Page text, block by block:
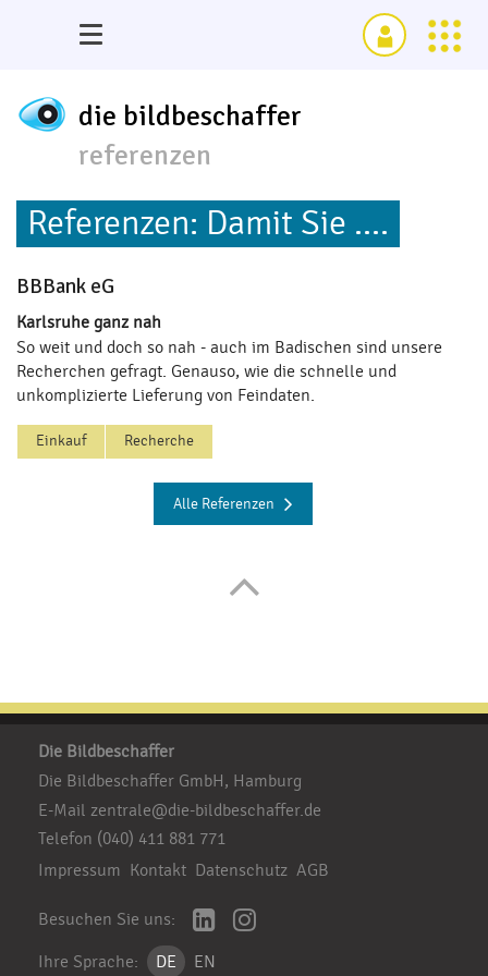
die bildbeschaffer
referenzen
Referenzen: Damit Sie ....
BBBank eG
Karlsruhe ganz nah
So weit und doch so nah - auch im Badischen sind unsere
Recherchen gefragt. Genauso, wie die schnelle und
unkomplizierte Lieferung von Feindaten.
Einkauf Recherche
Alle Referenzen
Die Bildbeschaffer
Die Bildbeschaffer GmbH, Hamburg
E-Mail zentrale@die-bildbeschaffer.de
Telefon (040) 411 881 771
Impressum Kontakt Datenschutz AGB
Besuchen Sie uns:
Ihre Sprache: DE EN